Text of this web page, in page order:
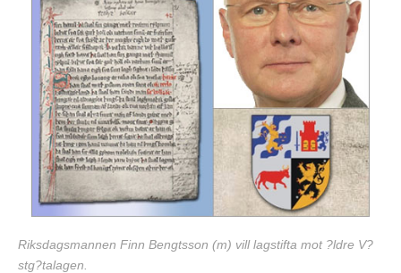
Riksdagsmannen Finn Bengtsson (m) vill lagstifta mot ?ldre V?
stg?talagen.